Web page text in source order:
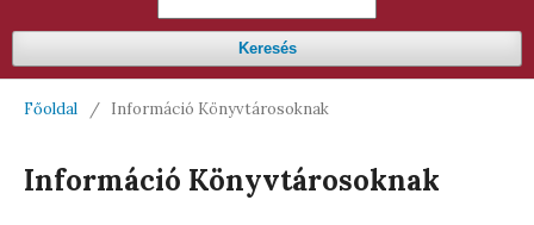
Keresés
Főoldal / Információ Könyvtárosoknak
Információ Könyvtárosoknak